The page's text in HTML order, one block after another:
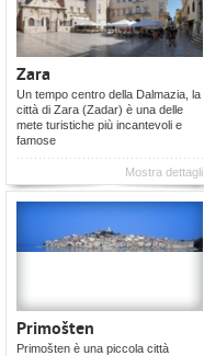
Zara
Un tempo centro della Dalmazia, la
città di Zara (Zadar) è una delle
mete turistiche più incantevoli e
famose
Mostra dettagli
Primošten
Primošten è una piccola città